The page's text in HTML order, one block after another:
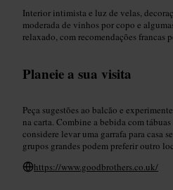
Interior intimista e luz de velas,
moderada de vinhos por copo e
relaxado, com recomendações francas
Planeie a sua visita
Peça sugestões ao balcão e
na carta. Combine a bebida com
considere levar uma garrafa para casa
grupos grandes podem preferir outro
https://www.goodbrothers.co.uk/